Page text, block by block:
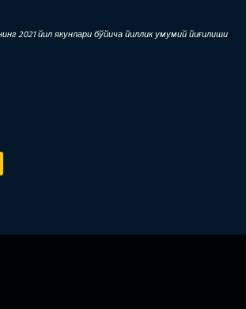
2021 йил якунлари бўйича йиллик умумий йиғилиши